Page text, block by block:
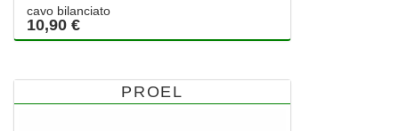
cavo bilanciato
10,90 €
PROEL